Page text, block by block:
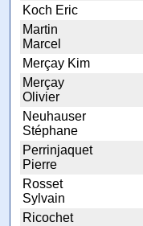
Koch Eric
Martin
Marcel
Merçay Kim
Merçay
Olivier
Neuhauser
Stéphane
Perrinjaquet
Pierre
Rosset
Sylvain
Ricochet